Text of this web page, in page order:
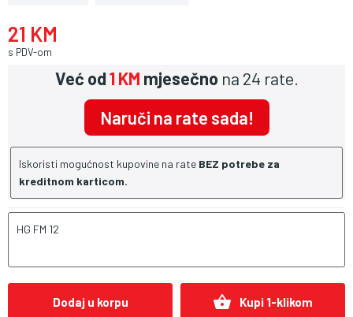
21 KM
s PDV-om
Već od1 KM mjesečno na 24 rate.
Naruči na rate sada!
Iskoristi mogućnost kupovine na rate BEZ potrebe za
kreditnom karticom.
HG FM 12
Dodaj u korpu shopping_basket Kupi 1-klikom